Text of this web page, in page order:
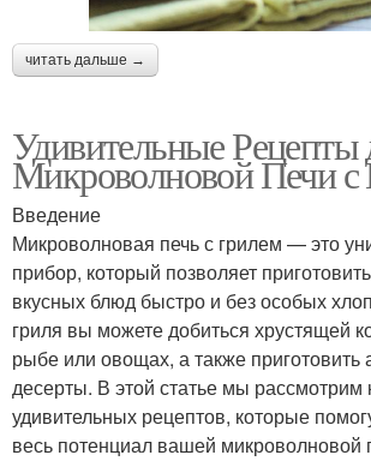
читать дальше →
Удивительные
Микроволновой Печи с
Введение
Микроволновая печь с грилем — это
прибор, который позволяет
вкусных блюд быстро и без особых
гриля вы можете добиться хрустящей
рыбе или овощах, а также приготовить
десерты. В этой статье мы рассмотрим
удивительных рецептов, которые
весь потенциал вашей микроволновой